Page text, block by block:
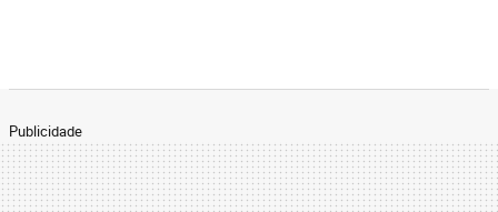
Publicidade